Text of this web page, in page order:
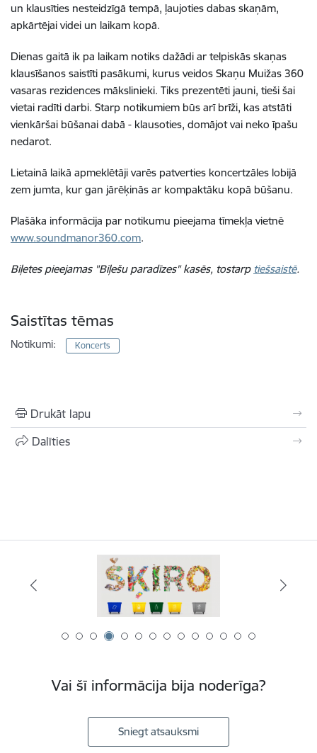
un klausīties nesteidzīgā tempā, ļaujoties dabas skaņām,
apkārtējai videi un laikam kopā.
Dienas gaitā ik pa laikam notiks dažādi ar telpiskās skaņas
klausīšanos saistīti pasākumi, kurus veidos Skaņu Muižas 360
vasaras rezidences mākslinieki. Tiks prezentēti jauni, tieši šai
vietai radīti darbi. Starp notikumiem būs arī brīži, kas atstāti
vienkāršai būšanai dabā - klausoties, domājot vai neko īpašu
nedarot.
Lietainā laikā apmeklētāji varēs patverties koncertzāles lobijā
zem jumta, kur gan jārēķinās ar kompaktāku kopā būšanu.
Plašāka informācija par notikumu pieejama tīmekļa vietnē
www.soundmanor360.com.
Biļetes pieejamas "Biļešu paradīzes" kasēs, tostarp tiešsaistē.
Saistītas tēmas
Notikumi: Koncerts
Drukāt lapu
Dalīties
Vai šī informācija bija noderīga?
Sniegt atsauksmi